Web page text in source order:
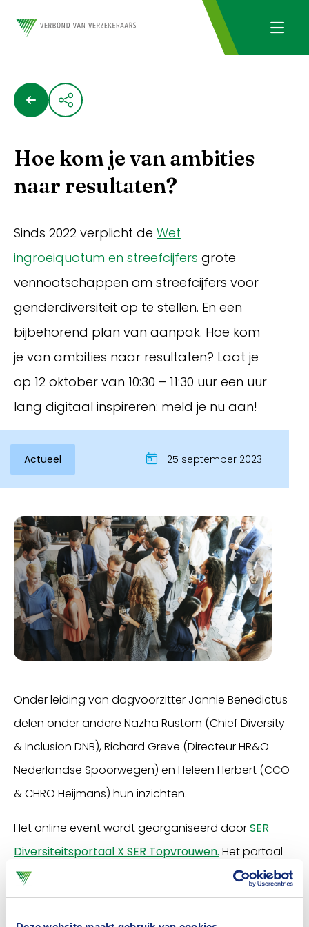
Inloggen
Hoe kom je van ambities
naar resultaten?
Sinds 2022 verplicht de Wet
ingroeiquotum en streefcijfers grote
vennootschappen om streefcijfers voor
genderdiversiteit op te stellen. En een
bijbehorend plan van aanpak. Hoe kom
je van ambities naar resultaten? Laat je
op 12 oktober van 10:30 – 11:30 uur een uur
lang digitaal inspireren: meld je nu aan!
Actueel 25 september 2023
Onder leiding van dagvoorzitter Jannie Benedictus
delen onder andere Nazha Rustom (Chief Diversity
& Inclusion DNB), Richard Greve (Directeur HR&O
Nederlandse Spoorwegen) en Heleen Herbert (CCO
& CHRO Heijmans) hun inzichten.
Het online event wordt georganiseerd doorSER
Diversiteitsportaal X SER Topvrouwen. Het portaal
gaat met enige regelmaat in gesprek met bedrijven
– die de verplichting hebben te rapporteren in het
SER Diversiteitsportaal - over hun ambities en